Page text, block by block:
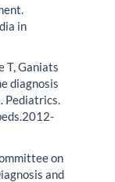
in
T, Ganiats
diagnosis
Pediatrics.
on
and